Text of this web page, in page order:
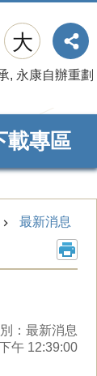
永康自辦重劃
大
載專區
最新消息
：最新消息
午 12:39:00